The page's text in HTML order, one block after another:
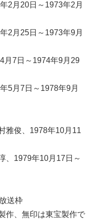
2月20日～1973年2月
2月25日～1973年9月
月7日～1974年9月29
5月7日～1978年9月
雅俊、1978年10月11
、1979年10月17日～
送枠
作、無印は東宝製作で